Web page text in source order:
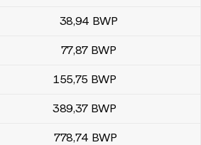
38,94 BWP
77,87 BWP
155,75 BWP
389,37 BWP
778,74 BWP